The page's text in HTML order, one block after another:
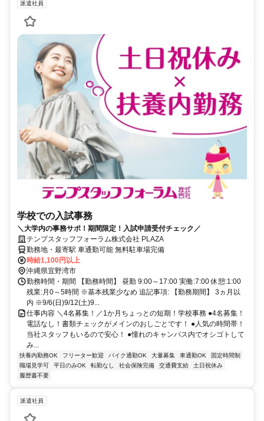
派遣社員
学校での入試事務
＼大学内の事務サポ！期間限定！入試申請受付チェック／
テンプスタッフフォーラム株式会社 PLAZA
勤務地・最寄駅 車通勤可能 無料駐車場完備
時給1,100円以上
沖縄県宜野湾市
勤務時間・期間 【勤務時間】 昼勤 9:00～17:00 実働:7:00 休憩:1:00
残業:月0～5時間 ※基本残業少なめ 追記事項: 【勤務期間】 3ヵ月以
内 ※9/6(日)9/12(土)9...
仕事内容 ＼4名募集！／1か月ちょっとの短期！学校事務 ●4名募集！
電話なし！書類チェックがメインのおしごとです！ ●人気の時間帯！
当社スタッフもいるので安心！ ●憧れのキャンパス内でオシゴトして
み...
扶養内勤務OK フリーター歓迎 バイク通勤OK 大量募集 車通勤OK
固定時間制
職場見学可
平日のみOK 転勤なし 社会保険完備 交通費支給
土日祝休み
履歴書不要
派遣社員